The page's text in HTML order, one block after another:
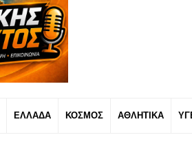
ΕΛΛΑΔΑ ΚΟΣΜΟΣ ΑΘΛΗΤΙΚΑ